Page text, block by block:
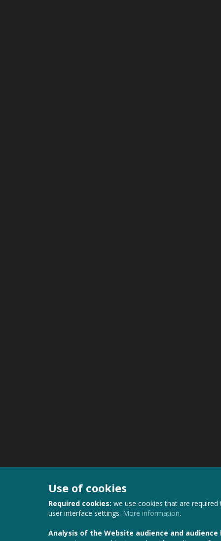
Use of cookies
Required cookies: we use cookies that are
user interface settings. More information.
Analysis of the Website audience and